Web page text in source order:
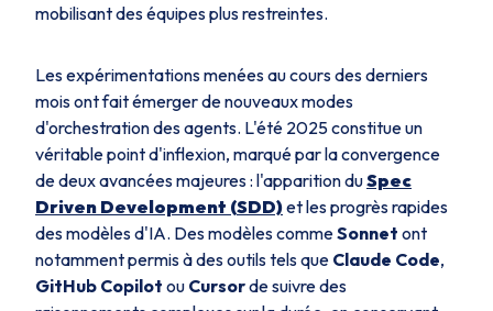
mobilisant des équipes plus restreintes.
Les expérimentations menées au cours des derniers
mois ont fait émerger de nouveaux modes
d'orchestration des agents. L'été 2025 constitue un
véritable point d'inflexion, marqué par la convergence
de deux avancées majeures : l'apparition duSpec
Driven Development (SDD)et les progrès rapides
des modèles d'IA. Des modèles commeSonnet ont
notamment permis à des outils tels que Claude Code,
GitHub Copilot ou Cursorde suivre des